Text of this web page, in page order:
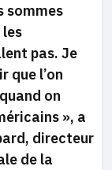
sommes
les
pas. Je
que l’on
on
», a
directeur
de la